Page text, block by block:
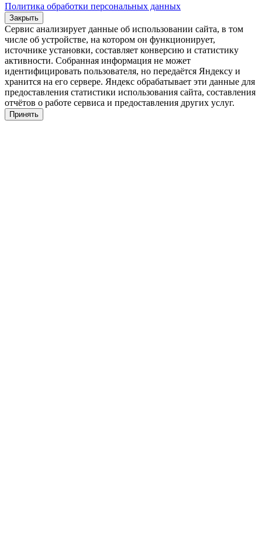
Политика обработки персональных данных
Закрыть
Сервис анализирует данные об использовании сайта, в том
числе об устройстве, на котором он функционирует,
источнике установки, составляет конверсию и статистику
активности. Собранная информация не может
идентифицировать пользователя, но передаётся Яндексу и
хранится на его сервере. Яндекс обрабатывает эти данные для
предоставления статистики использования сайта, составления
отчётов о работе сервиса и предоставления других услуг.
Принять